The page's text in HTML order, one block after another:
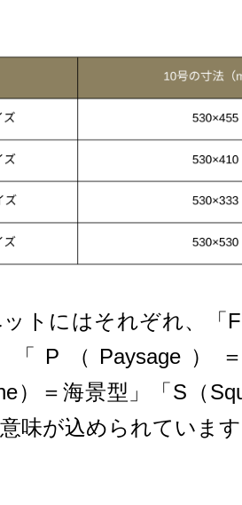
トにはそれぞれ、「
「P（Paysage）
）＝海景型」「S（
味が込められていま